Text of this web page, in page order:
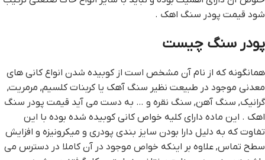
شود قيمت پودر سنگ اهک .
پودر سنگ چيست
همانگونه که از نام آن مشخص است از کوبيده شدن انواع کاني هاي
معدني موجود در طبيعت نظير سنگ آهک يا کربنات کلسيم, مرمريت,
گرانيک, سنگ آهن, سنگ نقره و … به دست مي آيد قيمت پودر سنگ
اهک . اين ماده داراي کليه خواص کاني کوبيده شده بوده با اين
تفاوت که به دليل دارا بودن سايز بندي پودري و ميکرونيزه و افزايش
سطح تماس, علاوه بر اينکه خواص موجود در آن کاملا در دسترس مي